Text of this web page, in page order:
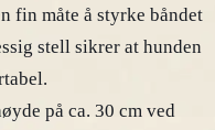
fin måte å styrke båndet
stell sikrer at hunden
på ca. 30 cm ved